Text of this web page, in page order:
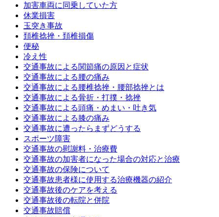
加害車両に同乗していた方
休業損害
玉突き事故
頚椎捻挫・頚椎損傷
便秘
冷え性
交通事故による関節痛の原因と症状
交通事故による腰の痛み
交通事故による腰椎捻挫・腰部捻挫とは
交通事故による骨折・打撲・捻挫
交通事故による頭痛・めまい・吐き気
交通事故による膝の痛み
交通事故に遭ったらまずどうする
スポーツ障害
交通事故の慰謝料・治療費
交通事故の加害者になった場合の対応と治療
交通事故の保険について
交通事故患者様に使用する治療機器の紹介
交通事故後のケアを考える
交通事故後の転院と併院
交通事故賠償